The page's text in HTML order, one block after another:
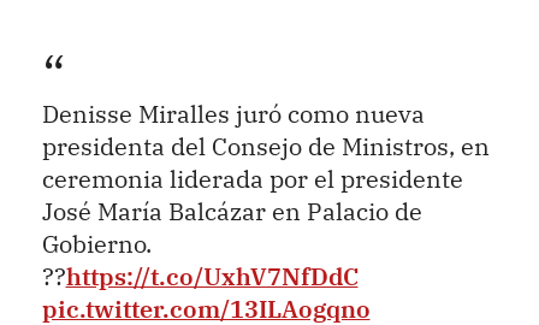
Denisse Miralles juró como nueva
presidenta del Consejo de Ministros, en
ceremonia liderada por el presidente
José María Balcázar en Palacio de
Gobierno.
??https://t.co/UxhV7NfDdC
pic.twitter.com/13ILAogqno